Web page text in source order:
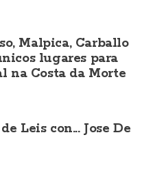
Malpica, Carballo
lugares para
na Costa da Morte
Leis con... Jose De